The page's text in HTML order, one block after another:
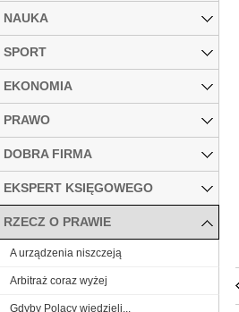
NAUKA
SPORT
EKONOMIA
PRAWO
DOBRA FIRMA
EKSPERT KSIĘGOWEGO
RZECZ O PRAWIE
A urządzenia niszczeją
Arbitraż coraz wyżej
Gdyby Polacy wiedzieli...